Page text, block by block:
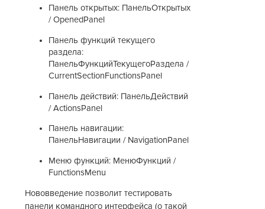
Панель открытых: ПанельОткрытых
/ OpenedPanel
Панель функций текущего
раздела:
ПанельФункцийТекущегоРаздела /
CurrentSectionFunctionsPanel
Панель действий: ПанельДействий
/ ActionsPanel
Панель навигации:
ПанельНавигации / NavigationPanel
Меню функций: МенюФункций /
FunctionsMenu
Нововведение позволит тестировать
панели командного интерфейса (о такой